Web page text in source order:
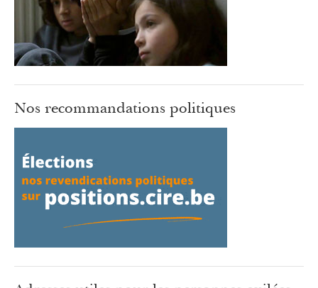
Nos recommandations politiques